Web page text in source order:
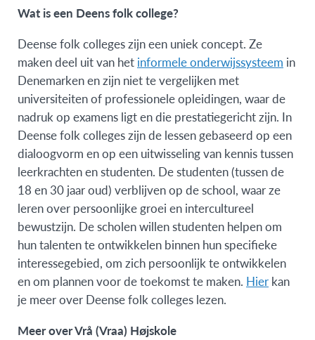
Wat is een Deens folk college?
Deense folk colleges zijn een uniek concept. Ze
maken deel uit van het informele onderwijssysteem in
Denemarken en zijn niet te vergelijken met
universiteiten of professionele opleidingen, waar de
nadruk op examens ligt en die prestatiegericht zijn. In
Deense folk colleges zijn de lessen gebaseerd op een
dialoogvorm en op een uitwisseling van kennis tussen
leerkrachten en studenten. De studenten (tussen de
18 en 30 jaar oud) verblijven op de school, waar ze
leren over persoonlijke groei en intercultureel
bewustzijn. De scholen willen studenten helpen om
hun talenten te ontwikkelen binnen hun specifieke
interessegebied, om zich persoonlijk te ontwikkelen
en om plannen voor de toekomst te maken. Hier kan
je meer over Deense folk colleges lezen.
Meer over Vrå (Vraa) Højskole